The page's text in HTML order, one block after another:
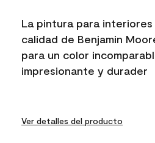
link.
La pintura para interiores
calidad de Benjamin
para un color
impresionante y durader
Ver detalles del producto